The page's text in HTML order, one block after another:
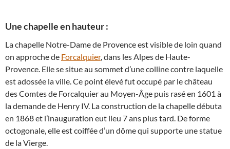
Une chapelle en hauteur :
La chapelle Notre-Dame de Provence est visible de loin quand
on approche de Forcalquier, dans les Alpes de Haute-
Provence. Elle se situe au sommet d’une colline contre laquelle
est adossée la ville. Ce point élevé fut occupé par le château
des Comtes de Forcalquier au Moyen-Âge puis rasé en 1601 à
la demande de Henry IV. La construction de la chapelle débuta
en 1868 et l’inauguration eut lieu 7 ans plus tard. De forme
octogonale, elle est coiffée d’un dôme qui supporte une statue
de la Vierge.